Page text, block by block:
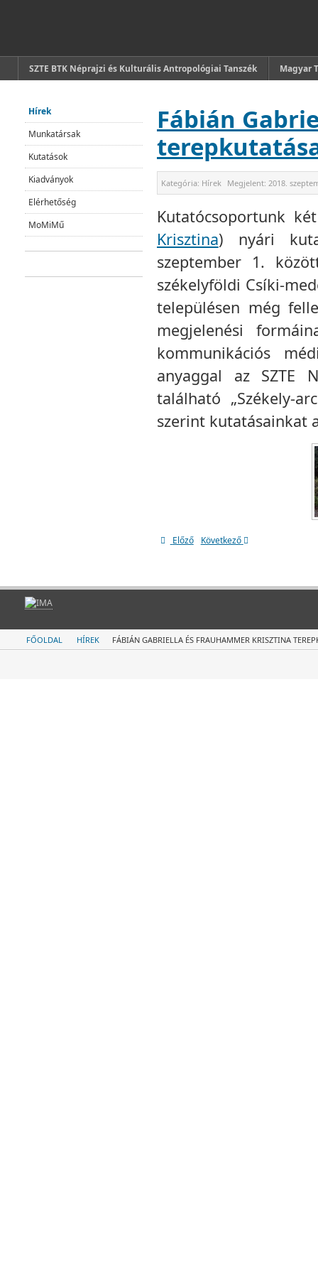
SZTE BTK Néprajzi és Kulturális Antropológiai Tanszék Magyar
Fábián
Kategória: Hírek Megjelent: 2018.
Kutatócsoportunk
Krisztina) nyári
szeptember 1.
székelyföldi Csíki-
településen még
megjelenési
kommunikációs
anyaggal az SZTE
található „Székely-
szerint kutatásainkat
Előző Következő
Hírek
Munkatársak
Kutatások
Kiadványok
Elérhetőség
MoMiMű
FŐOLDAL HÍREK FÁBIÁN GABRIELLA ÉS FRAUHAMMER KRISZTINA